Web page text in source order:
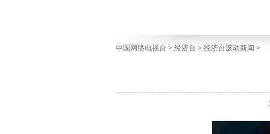
中国网络电视台 > 经济台 > 经济台滚动新闻 >